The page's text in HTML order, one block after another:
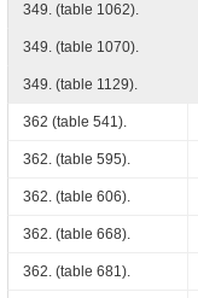
349. (table 1062).
349. (table 1070).
349. (table 1129).
362 (table 541).
362. (table 595).
362. (table 606).
362. (table 668).
362. (table 681).